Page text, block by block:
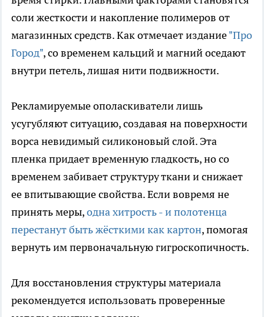
соли жесткости и накопление полимеров от
магазинных средств. Как отмечает издание"Про
Город", со временем кальций и магний оседают
внутри петель, лишая нити подвижности.
Рекламируемые ополаскиватели лишь
усугубляют ситуацию, создавая на поверхности
ворса невидимый силиконовый слой. Эта
пленка придает временную гладкость, но со
временем забивает структуру ткани и снижает
ее впитывающие свойства. Если вовремя не
принять меры,одна хитрость - и полотенца
перестанут быть жёсткими как картон, помогая
вернуть им первоначальную гигроскопичность.
Для восстановления структуры материала
рекомендуется использовать проверенные